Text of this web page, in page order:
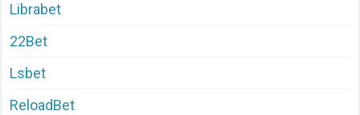
Librabet
22Bet
Lsbet
ReloadBet